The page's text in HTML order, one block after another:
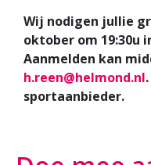
Wij nodigen jullie
oktober om 19:30u
Aanmelden kan
h.reen@helmond.nl
sportaanbieder.